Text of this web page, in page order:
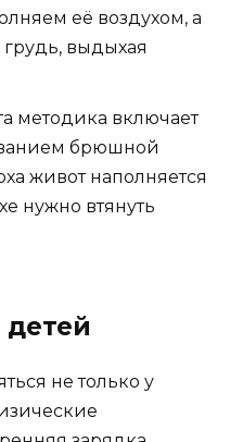
её воздухом, а
выдыхая
методика включает
брюшной
живот наполняется
нужно втянуть
не только у